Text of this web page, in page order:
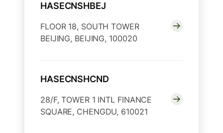
HASECNSHBEJ
FLOOR 18, SOUTH TOWER
BEIJING, BEIJING, 100020
HASECNSHCND
28/F, TOWER 1 INTL FINANCE
SQUARE, CHENGDU, 610021